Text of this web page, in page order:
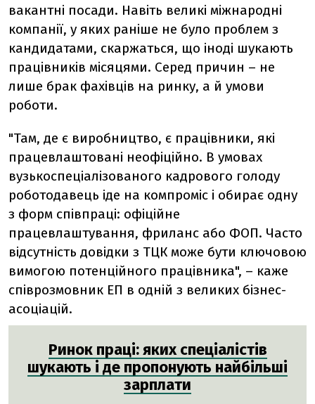
вакантні посади. Навіть великі міжнародні
компанії, у яких раніше не було проблем з
кандидатами, скаржаться, що іноді шукають
працівників місяцями. Серед причин – не
лише брак фахівців на ринку, а й умови
роботи.
"Там, де є виробництво, є працівники, які
працевлаштовані неофіційно. В умовах
вузькоспеціалізованого кадрового голоду
роботодавець іде на компроміс і обирає одну
з форм співпраці: офіційне
працевлаштування, фриланс або ФОП. Часто
відсутність довідки з ТЦК може бути ключовою
вимогою потенційного працівника", – каже
співрозмовник ЕП в одній з великих бізнес-
асоціацій.
Ринок праці: яких спеціалістів
шукають і де пропонують найбільші
зарплати